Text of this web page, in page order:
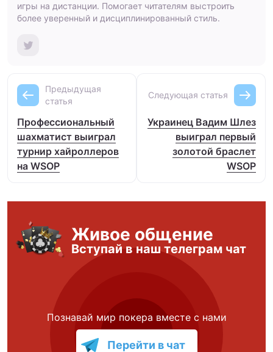
игры на дистанции. Помогает читателям выстроить
более уверенный и дисциплинированный стиль.
Предыдущая
статья
Профессиональный
шахматист выиграл
турнир хайроллеров
на WSOP
Следующая статья
Украинец Вадим Шлез
выиграл первый
золотой браслет
WSOP
Живое общение
Вступай в наш телеграм чат
Познавай мир покера вместе с нами
Перейти в чат